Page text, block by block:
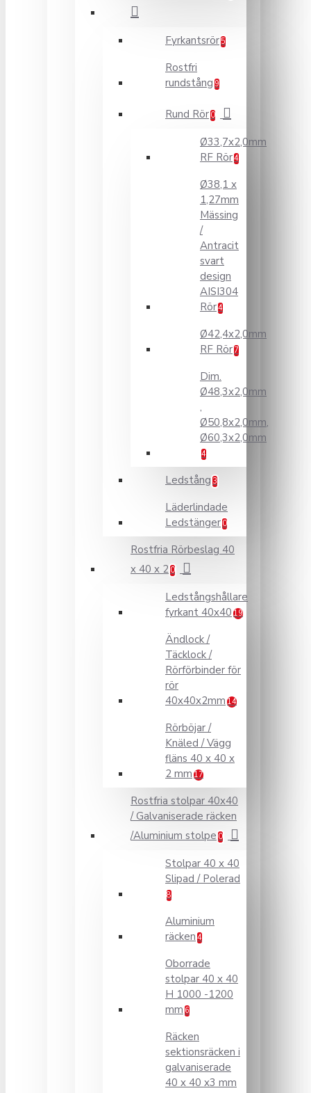
Fyrkantsrör 5
Rostfri
rundstång 9
Rund Rör 0
Ø33,7x2,0mm
RF Rör4
Ø38,1 x
1,27mm
Mässing
/
Antracit
svart
design
AISI304
Rör4
Ø42,4x2,0mm
RF Rör 7
Dim.
Ø48,3x2,0mm
,
Ø50,8x2,0mm,
Ø60,3x2,0mm
4
Ledstång 3
Läderlindade
Ledstänger 0
Rostfria Rörbeslag 40
x 40 x 2 0
Ledstångshållare
fyrkant 40x40 19
Ändlock /
Täcklock /
Rörförbinder för
rör
40x40x2mm 14
Rörböjar /
Knäled / Vägg
fläns 40 x 40 x
2 mm 17
Rostfria stolpar 40x40
/ Galvaniserade räcken
/Aluminium stolpe 0
Stolpar 40 x 40
Slipad / Polerad
8
Aluminium
räcken 4
Oborrade
stolpar 40 x 40
H 1000 -1200
mm 6
Räcken
sektionsräcken i
galvaniserade
40 x 40 x3 mm